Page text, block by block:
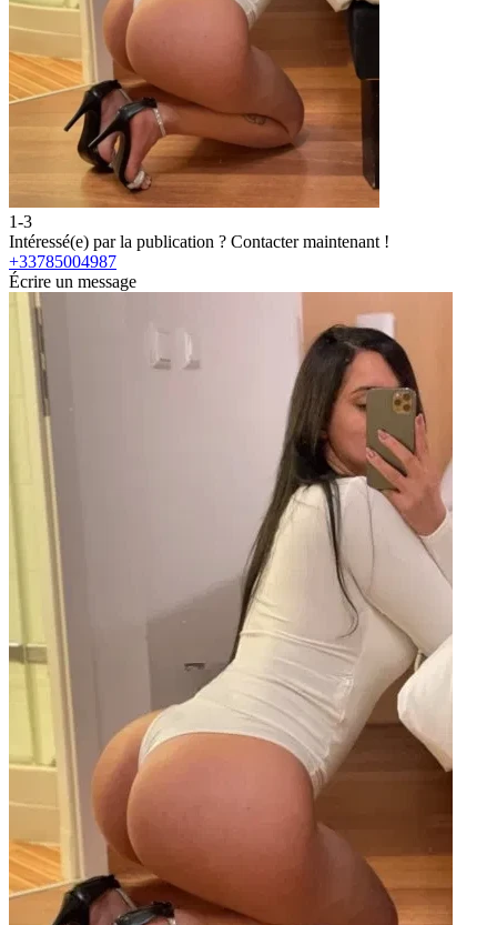
1-3
Intéressé(e) par la publication ? Contacter maintenant !
+33785004987
Écrire un message